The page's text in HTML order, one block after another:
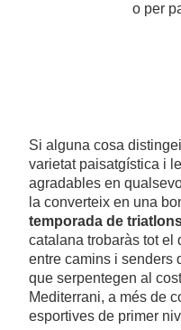
o per
Si alguna cosa
varietat paisatgística i
agradables en
la converteix en una
temporada de
catalana trobaràs tot el
entre camins i senders
que serpentegen al
Mediterrani, a més de
esportives de primer